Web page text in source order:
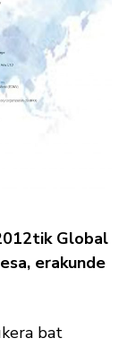
Global
erakunde
bat